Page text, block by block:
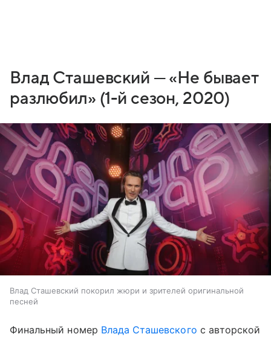
Влад Сташевский — «Не бывает
разлюбил» (1-й сезон, 2020)
Влад Сташевский покорил жюри и зрителей оригинальной
песней
Финальный номер Влада Сташевского с авторской